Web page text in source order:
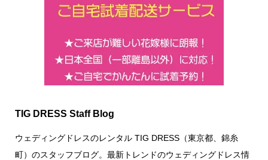
TIG DRESS Staff Blog
ウェディングドレスのレンタル TIG DRESS（東京都、錦糸
町）のスタッフブログ。最新トレンドのウェディングドレス情